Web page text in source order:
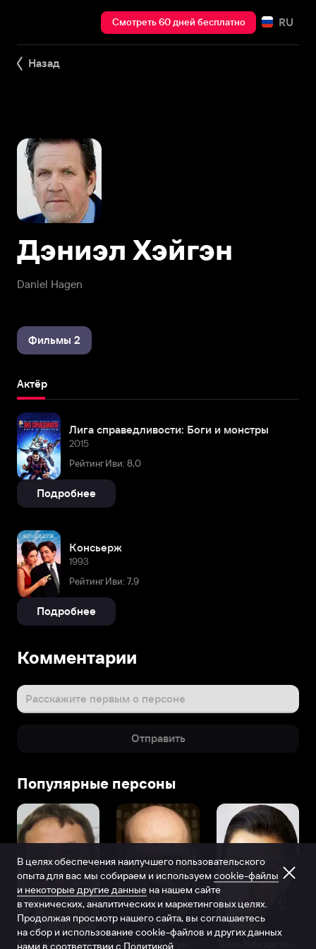
Смотреть 60 дней бесплатно RU
Назад
Daniel Hagen
Дэниэл Хэйгэн
Фильмы 2
Актёр
Лига справедливости: Боги и монстры
2015
Рейтинг Иви: 8,0
Подробнее
Консьерж
1993
Рейтинг Иви: 7,9
Подробнее
Комментарии
Расскажите первым о персоне
Отправить
Популярные персоны
Виталий Шляппо
В целях обеспечения наилучшего пользовательского
опыта для вас мы собираем и используем cookie-файлы
и некоторые другие данные на нашем сайте
в технических, аналитических и маркетинговых целях.
Продолжая просмотр нашего сайта, вы соглашаетесь
на сбор и использование cookie-файлов и других данных
нами в соответствии с Политикой